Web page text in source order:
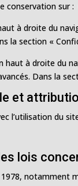
conservation sur
à droite du
la section «
haut à droite du
Dans la
et
l’utilisation du
lois
notamment